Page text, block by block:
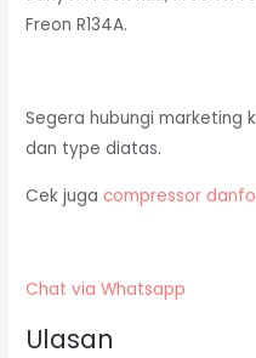
Freon R134A.
Segera hubungi marketing
dan type diatas.
Cek juga compressor
Chat via Whatsapp
Ulasan